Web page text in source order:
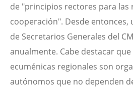
de "principios rectores para las
cooperación". Desde entonces,
de Secretarios Generales del
anualmente. Cabe destacar
ecuménicas regionales son
autónomos que no dependen